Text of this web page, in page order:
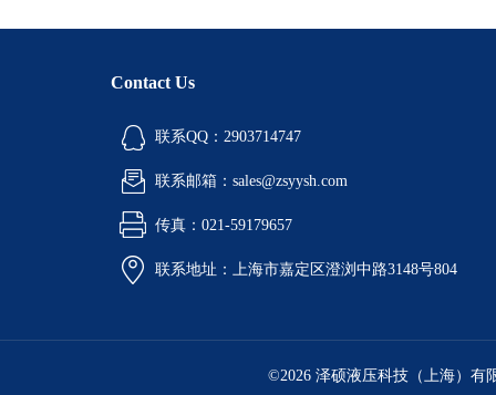
Contact Us
联系QQ：2903714747
联系邮箱：sales@zsyysh.com
传真：021-59179657
联系地址：上海市嘉定区澄浏中路3148号804
©2026 泽硕液压科技（上海）有